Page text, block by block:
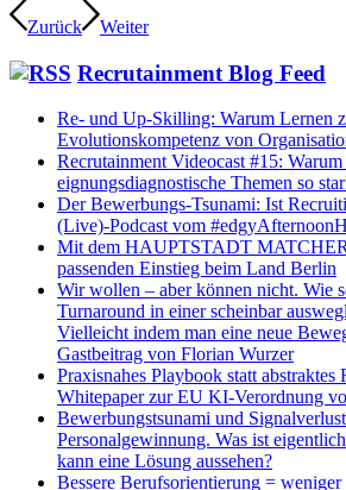
Zurück Weiter
Recrutainment Blog Feed
Re- und Up-Skilling: Warum Lernen
Evolutionskompetenz von
Recrutainment Videocast #15: Warum
eignungsdiagnostische Themen so
Der Bewerbungs-Tsunami: Ist
(Live)-Podcast vom
Mit dem HAUPTSTADT
passenden Einstieg beim Land Berlin
Wir wollen – aber können nicht. Wie
Turnaround in einer scheinbar
Vielleicht indem man eine neue
Gastbeitrag von Florian Wurzer
Praxisnahes Playbook statt abstraktes
Whitepaper zur EU KI-Verordnung
Bewerbungstsunami und
Personalgewinnung. Was ist
kann eine Lösung aussehen?
Bessere Berufsorientierung = weniger